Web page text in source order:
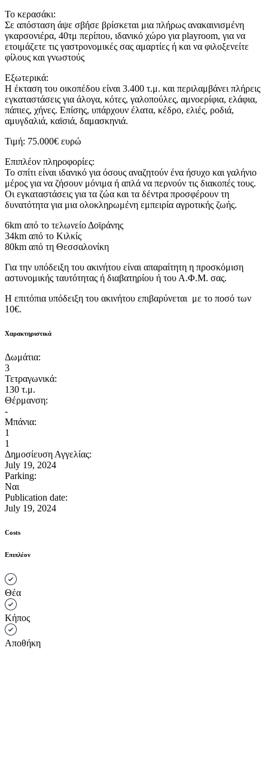
Το κερασάκι:
Σε απόσταση άψε σβήσε βρίσκεται μια πλήρως ανακαινισμένη
γκαρσονιέρα, 40τμ περίπου, ιδανικό χώρο για playroom, για να
ετοιμάζετε τις γαστρονομικές σας αμαρτίες ή και να φιλοξενείτε
φίλους και γνωστούς
Εξωτερικά:
Η έκταση του οικοπέδου είναι 3.400 τ.μ. και περιλαμβάνει πλήρεις
εγκαταστάσεις για άλογα, κότες, γαλοπούλες, αμνοερίφια, ελάφια,
πάπιες, χήνες. Επίσης, υπάρχουν έλατα, κέδρο, ελιές, ροδιά,
αμυγδαλιά, καϊσιά, δαμασκηνιά.
Τιμή: 75.000€ ευρώ
Επιπλέον πληροφορίες:
Το σπίτι είναι ιδανικό για όσους αναζητούν ένα ήσυχο και γαλήνιο
μέρος για να ζήσουν μόνιμα ή απλά να περνούν τις διακοπές τους.
Οι εγκαταστάσεις για τα ζώα και τα δέντρα προσφέρουν τη
δυνατότητα για μια ολοκληρωμένη εμπειρία αγροτικής ζωής.
6km από το τελωνείο Δοϊράνης
34km από το Κιλκίς
80km από τη Θεσσαλονίκη
Για την υπόδειξη του ακινήτου είναι απαραίτητη η προσκόμιση
αστυνομικής ταυτότητας ή διαβατηρίου ή του Α.Φ.Μ. σας.
Η επιτόπια υπόδειξη του ακινήτου επιβαρύνεται με το ποσό των
10€.
Χαρακτηριστικά
Δωμάτια:
3
Τετραγωνικά:
130 τ.μ.
Θέρμανση:
-
Μπάνια:
1
1
Δημοσίευση Αγγελίας:
July 19, 2024
Parking:
Ναι
Publication date:
July 19, 2024
Costs
Επιπλέον
Θέα
Κήπος
Αποθήκη